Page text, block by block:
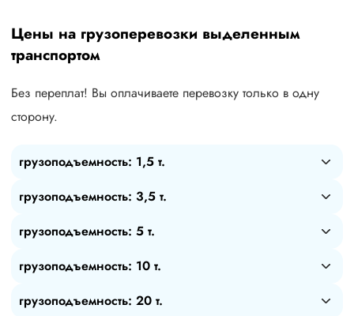
Цены на грузоперевозки выделенным
транспортом
Без переплат! Вы оплачиваете перевозку только в одну
сторону.
грузоподъемность: 1,5 т.
грузоподъемность: 3,5 т.
грузоподъемность: 5 т.
грузоподъемность: 10 т.
грузоподъемность: 20 т.